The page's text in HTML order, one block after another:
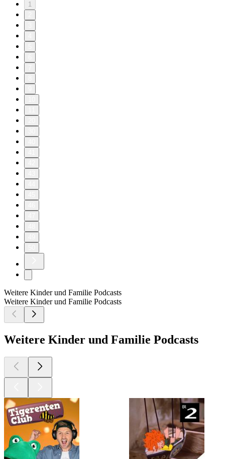
1
Weitere Kinder und Familie Podcasts
Weitere Kinder und Familie Podcasts
Weitere Kinder und Familie Podcasts